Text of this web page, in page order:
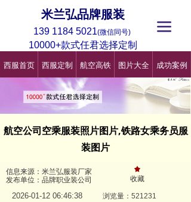
米兰弘品牌服装
西服首页 西服定制 航空高铁 图片大全 成功案例
끀
139 1184 5021(微信同号)
10000+款式任君选择定制
航空公司空乘服装照片图片,铁路女乘务员服
装图片
2026-01-12 06:46:38 浏览量：521231
끄
收藏
信息来源：米兰弘服装厂家
发布单位：品牌职业装公司